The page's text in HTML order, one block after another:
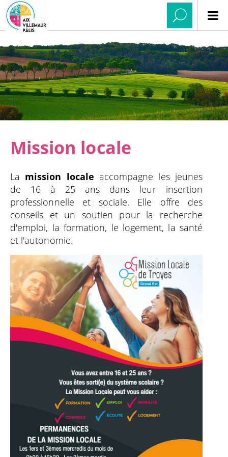
Mission locale
La mission locale accompagne les jeunes
de 16 à 25 ans dans leur insertion
professionnelle et sociale. Elle offre des
conseils et un soutien pour la recherche
d'emploi, la formation, le logement, la santé
et l'autonomie.